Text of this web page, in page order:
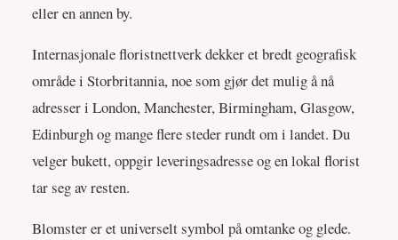
eller en annen by.
Internasjonale floristnettverk dekker et bredt geografisk
område i Storbritannia, noe som gjør det mulig å nå
adresser i London, Manchester, Birmingham, Glasgow,
Edinburgh og mange flere steder rundt om i landet. Du
velger bukett, oppgir leveringsadresse og en lokal florist
tar seg av resten.
Blomster er et universelt symbol på omtanke og glede.